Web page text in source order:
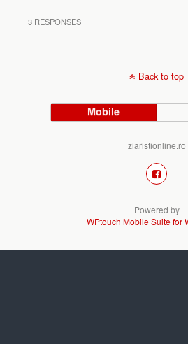
3 RESPONSES
Back to top
Mobile
ziaristionline.ro
Powered by
WPtouch Mobile Suite for